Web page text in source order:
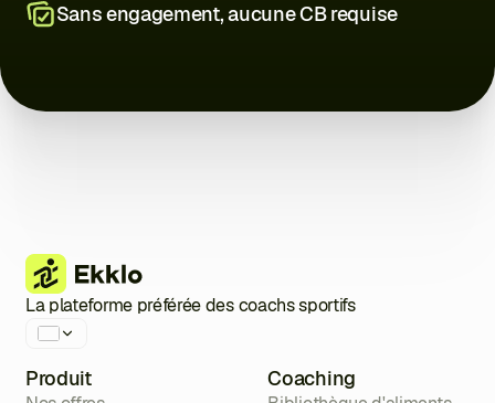
Sans engagement, aucune CB requise
La plateforme préférée des coachs sportifs
Produit Coaching